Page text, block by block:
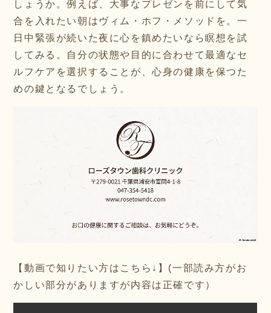
しょうか。例えば、大事なプレゼンを前にして気
合を入れたい朝はヴィム・ホフ・メソッドを。一
日中緊張が続いた夜に心を鎮めたいなら瞑想を試
してみる。自分の状態や目的に合わせて最適なセ
ルフケアを選択することが、心身の健康を保つた
めの鍵となるでしょう。
【動画で知りたい方はこちら↓】(一部読み方がお
かしい部分がありますが内容は正確です）